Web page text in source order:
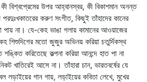
কী বিশ্বপ্রেমের উপর আহ্বানস্বর, কী বিকাশমান অনন্ত
করুণ সংগীত, কিছুই তাঁহাদের কানের
পায় না। যে-কেহ ভাঙা গলায় কামানের আওয়াজের
শিশুদিগের মতো জুজুর অভিনয় করিয়া চতুর্দিকস্থ
করিতেছে কল্পনা করিয়া আনন্দে হাত পা না
খাতিরেই আসে না। তাঁহারা চান, ভারতবর্ষের যে
লড়াইয়ের গান গায়, লড়াইয়ের কবিতা লেখে, মুখের